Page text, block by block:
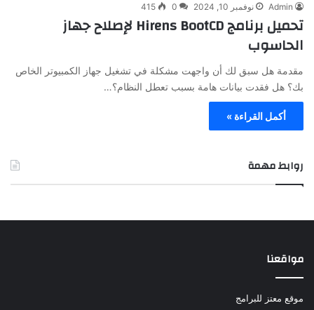
Admin نوفمبر 10, 2024 0
415
تحميل برنامج Hirens BootCD لإصلاح جهاز
الحاسوب
مقدمة هل سبق لك أن واجهت مشكلة في تشغيل جهاز الكمبيوتر الخاص
بك؟ هل فقدت بيانات هامة بسبب تعطل النظام؟…
أكمل القراءة »
روابط مهمة
مواقعنا
موقع معتز للبرامج